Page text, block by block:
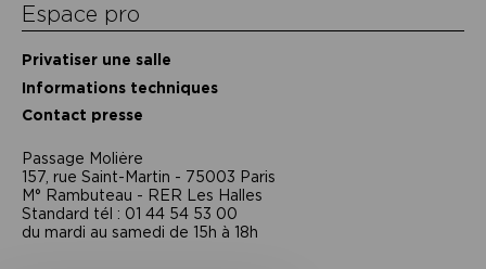
Espace pro
Privatiser une salle
Informations techniques
Contact presse
Passage Moliėre
157, rue Saint-Martin - 75003 Paris
M° Rambuteau - RER Les Halles
Standard tél : 01 44 54 53 00
du mardi au samedi de 15h à 18h